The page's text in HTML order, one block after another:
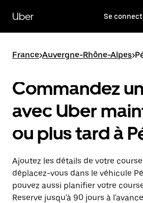
contenu
principal
Uber Se
France>Auvergne-Rhône-Alpes>
Commandez
avec Uber
ou plus tard à
Ajoutez les détails de votre
déplacez-vous dans le véhicule
pouvez aussi planifier votre
Reserve jusqu'à 90 jours à